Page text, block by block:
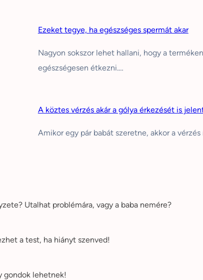
Ezeket tegye, ha egészséges spermát akar
Nagyon sokszor lehet hallani, hogy a
egészségesen étkezni.…
A köztes vérzés akár a gólya érkezését is
Amikor egy pár babát szeretne, akkor a
Utalhat problémára, vagy a baba nemére?
a test, ha hiányt szenved!
gondok lehetnek!